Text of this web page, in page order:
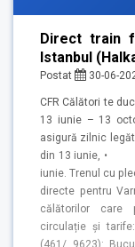
Direct train
Istanbul
Postat 30-06-
CFR Călători te
13 iunie – 13
asigură zilnic
din 13 iunie, •
iunie. Trenul cu
directe pentru
călătorilor care
circulație și tarife: